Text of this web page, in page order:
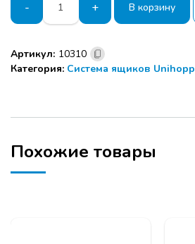
-
товара
Боковины
ящика
Unihopper
H-
500
мм
(комплект)
+ В корзину
Артикул: 10310
Категория: Система ящиков
Похожие товары